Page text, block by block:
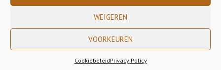
WEIGEREN
VOORKEUREN
CookiebeleidPrivacy Policy
vanaf €50,00 - - - Gratis verzending naar België vanaf €85,00